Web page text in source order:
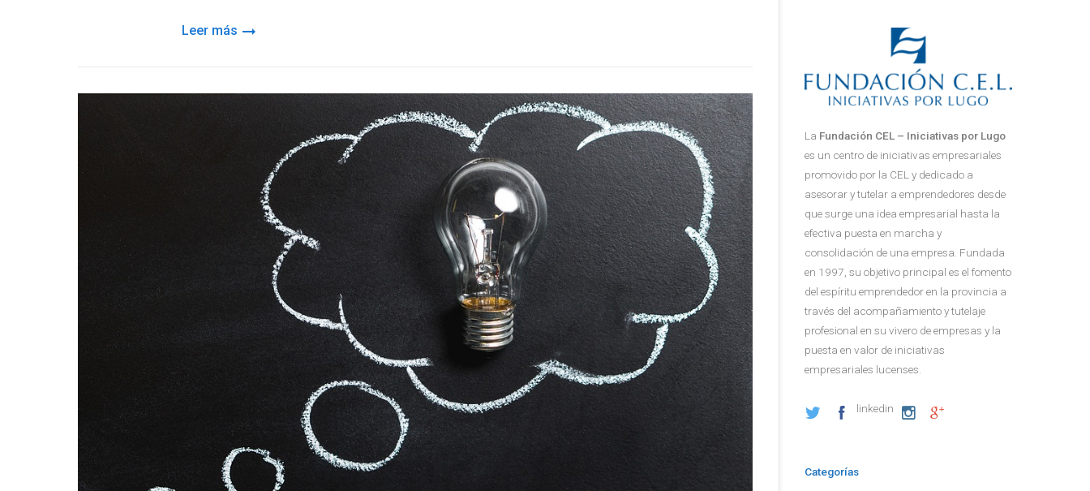
Leer más
La Fundación CEL – Iniciativas por Lugo
es un centro de iniciativas empresariales
promovido por la CEL y dedicado a
asesorar y tutelar a emprendedores desde
que surge una idea empresarial hasta la
efectiva puesta en marcha y
consolidación de una empresa. Fundada
en 1997, su objetivo principal es el fomento
del espíritu emprendedor en la provincia a
través del acompañamiento y tutelaje
profesional en su vivero de empresas y la
puesta en valor de iniciativas
empresariales lucenses.
linkedin
Categorías